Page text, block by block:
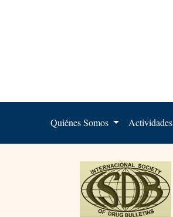
Quiénes Somos Actividades